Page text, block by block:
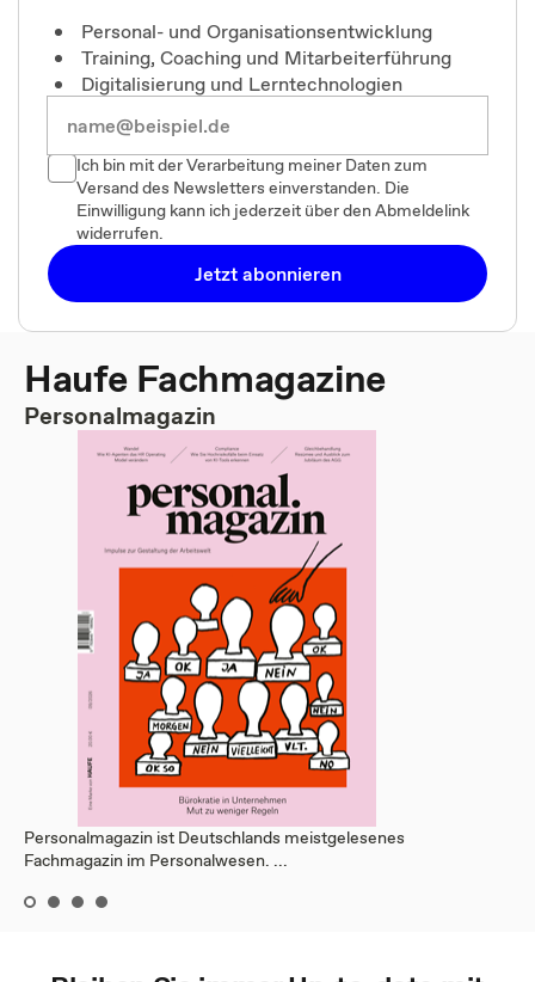
Personal- und Organisationsentwicklung
Training, Coaching und Mitarbeiterführung
Digitalisierung und Lerntechnologien
Ich bin mit der Verarbeitung meiner Daten zum
Versand des Newsletters einverstanden. Die
Einwilligung kann ich jederzeit über den Abmeldelink
widerrufen.
Jetzt abonnieren
Haufe Fachmagazine
Personalmagazin
Personalmagazin ist Deutschlands meistgelesenes
Fachmagazin im Personalwesen. ...